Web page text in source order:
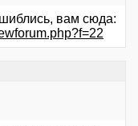
вам сюда: